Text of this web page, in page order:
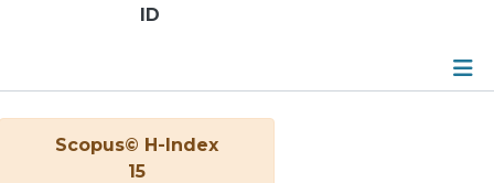
ID
Publications
Scopus© H-Index
15